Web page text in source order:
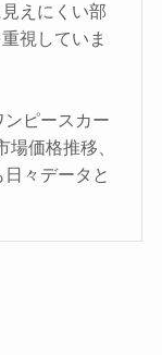
えにくい部
視していま
ンピースカー
場価格推移、
々データと